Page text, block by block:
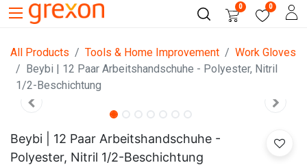
0 0
All Products Tools & Home Improvement
Work Gloves
Beybi | 12 Paar Arbeitshandschuhe - Polyester, Nitril
1/2-Beschichtung
Beybi | 12 Paar Arbeitshandschuhe -
Polyester, Nitril 1/2-Beschichtung